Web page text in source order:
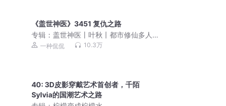
《盖世神医》3451 复仇之路
专辑：盖世神医丨叶秋丨都市修仙多人
有声剧丨一种侃侃
一种侃侃 10.3万
40: 3D皮影穿戴艺术首创者，千陌
Sylvia的国潮艺术之路